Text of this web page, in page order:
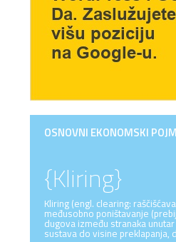
OSNOVNI EKONOMSKI
{Kliring}
Kliring (engl. clearing:
međusobno poništavanje
dugova između stranaka
sustava do visine preklapanja,